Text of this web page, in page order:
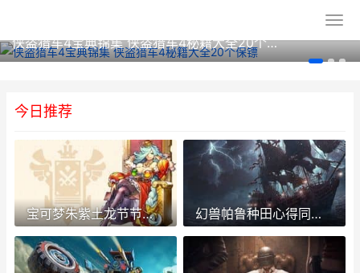
侠盗猎车4宝典锦集 侠盗猎车4秘籍大全20个保镖
今日推荐
宝可梦朱紫土龙节节如何进化 宝可梦朱紫土龙节节进化 幻兽帕鲁种田心得同享：如何高效利用资源和培育幻兽 幻兽种最强